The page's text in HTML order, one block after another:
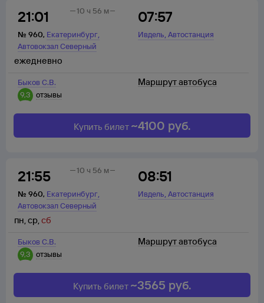
21:01
№ 960, Екатеринбург,
Автовокзал Северный
07:57
Ивдель,Автостанция
10 ч 56 м
Быков С.В.
9,3
отзывы
ежедневно
Маршрут автобуса
Купить билет ~4100 руб.
21:55
№ 960, Екатеринбург,
Автовокзал Северный
08:51
Ивдель,Автостанция
10 ч 56 м
Быков С.В.
9,3
отзывы
пн,ср,сб
Маршрут автобуса
Купить билет ~3565 руб.